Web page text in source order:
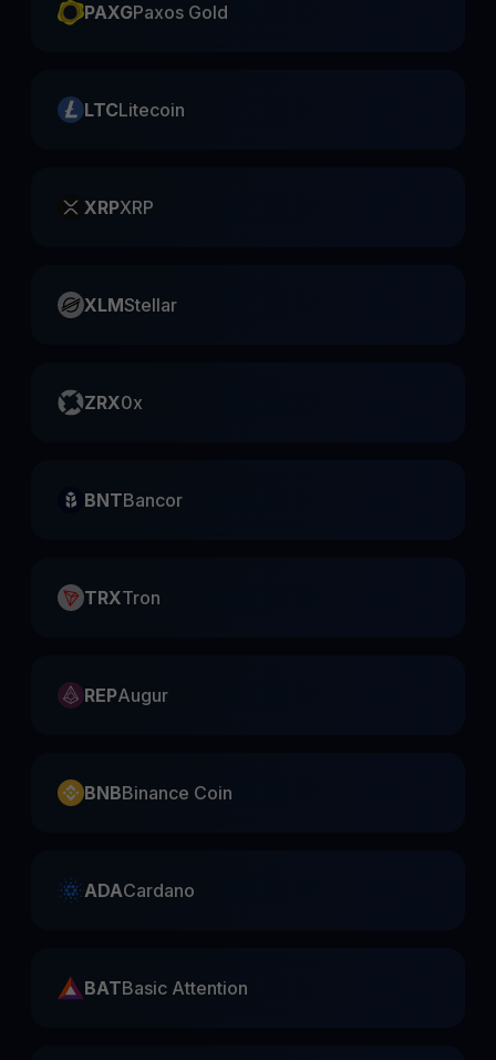
PAXGPaxos Gold
LTCLitecoin
XRPXRP
XLMStellar
ZRX0x
BNTBancor
TRXTron
REPAugur
BNBBinance Coin
ADACardano
BATBasic Attention